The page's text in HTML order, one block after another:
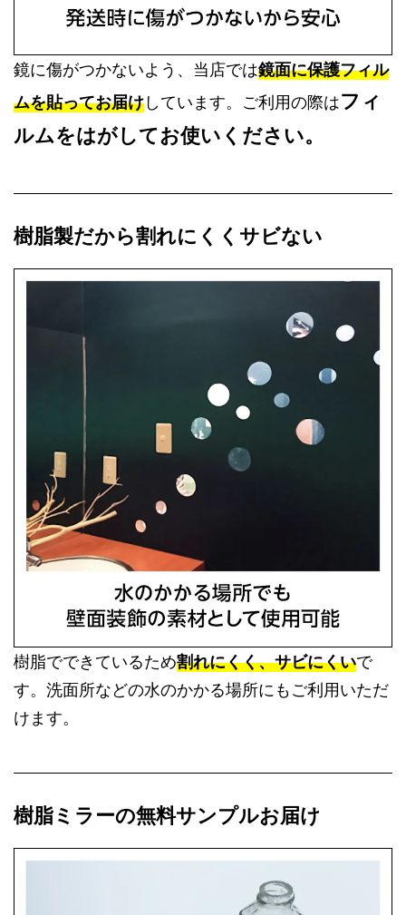
鏡に傷がつかないよう、当店では鏡面に保護フィル
ムを貼ってお届けしています。ご利用の際はフィ
ルムをはがしてお使いください。
樹脂製だから割れにくくサビない
樹脂でできているため割れにくく、サビにくいで
す。洗面所などの水のかかる場所にもご利用いただ
けます。
樹脂ミラーの無料サンプルお届け